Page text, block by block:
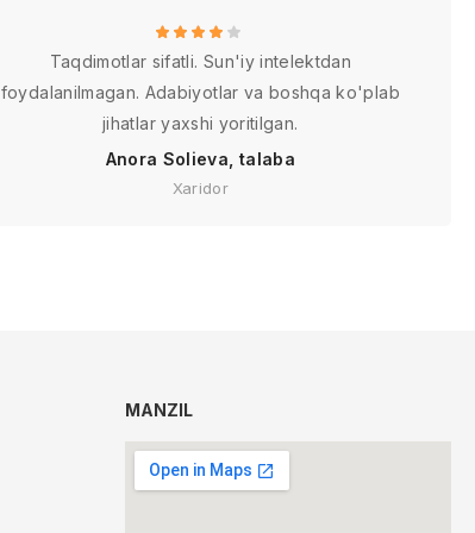
Taqdimotlar sifatli. Sun'iy intelektdan
foydalanilmagan. Adabiyotlar va boshqa ko'plab
jihatlar yaxshi yoritilgan.
Anora Solieva, talaba
Xaridor
MANZIL